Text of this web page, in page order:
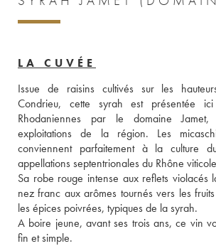
LA CUVÉE
Issue de raisins cultivés sur les
Condrieu, cette syrah est présentée
Rhodaniennes par le domaine
exploitations de la région. Les
conviennent parfaitement à la culture
appellations septentrionales du Rhône
Sa robe rouge intense aux reflets violacés
nez franc aux arômes tournés vers les
les épices poivrées, typiques de la syrah.
A boire jeune, avant ses trois ans, ce vin
fin et simple.